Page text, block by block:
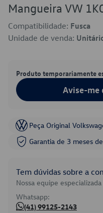
Mangueira VW
Compatibilidade: Fusca
Unidade de venda:
Produto temporariamente
Avise-me
Peça Original
Garantia de 3 meses
Tem dúvidas sobre a
Nossa equipe
Whatsapp:
(41) 99125-2143